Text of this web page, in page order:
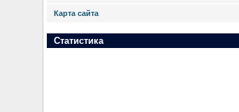
Карта сайта
Статистика